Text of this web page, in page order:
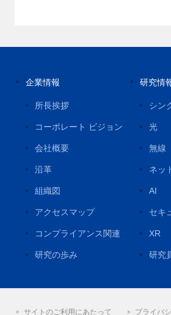
企業情報
所長挨拶
コーポレート ビジョン
会社概要
沿革
組織図
アクセスマップ
コンプライアンス関連
研究の歩み
研究情
シン
光
無線
ネッ
AI
セキ
XR
研究
サイトのご利用にあたって プライバ